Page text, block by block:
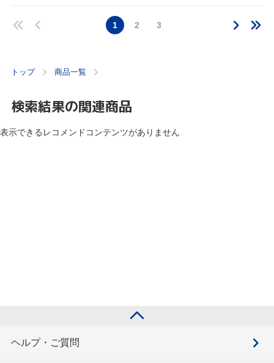
1 2 3
トップ 商品一覧
検索結果の関連商品
表示できるレコメンドコンテンツがありません
ヘルプ・ご質問